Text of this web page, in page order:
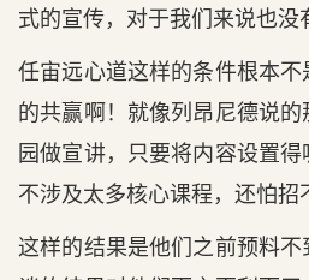
式的宣传，对于我们来说也没
任宙远心道这样的条件根本
的共赢啊！就像列昂尼德说
园做宣讲，只要将内容设置
不涉及太多核心课程，还怕招
这样的结果是他们之前预料